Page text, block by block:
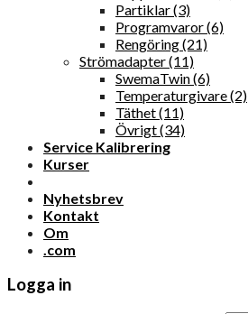
Partiklar (3)
Programvaror (6)
Rengöring (21)
Strömadapter (11)
SwemaTwin (6)
Temperaturgivare (2)
Täthet (11)
Övrigt (34)
Service Kalibrering
Kurser
Nyhetsbrev
Kontakt
Om
.com
Logga in